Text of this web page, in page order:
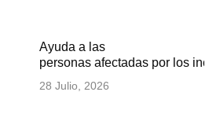
Ayuda a las
personas afectadas por los
28 Julio, 2026